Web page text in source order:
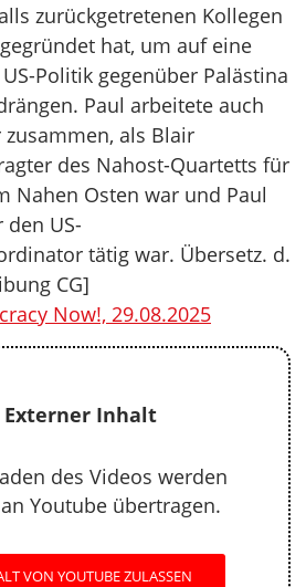
zurückgetretenen Kollegen
hat, um auf eine
Politik gegenüber Palästina
Paul arbeitete auch
als Blair
des Nahost-Quartetts für
Nahen Osten war und Paul
US-
tätig war. Übersetz. d.
CG]
Now!, 29.08.2025
Externer Inhalt
des Videos werden
Youtube übertragen.
VON YOUTUBE ZULASSEN